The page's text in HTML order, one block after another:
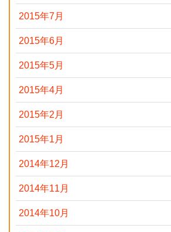
2015年7月
2015年6月
2015年5月
2015年4月
2015年2月
2015年1月
2014年12月
2014年11月
2014年10月